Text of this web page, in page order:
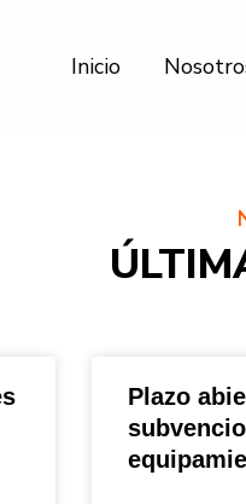
Inicio
Plazo